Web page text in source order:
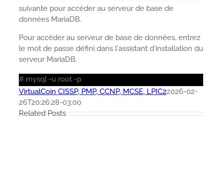
suivante pour accéder au serveur de base de
données MariaDB.
Pour accéder au serveur de base de données, entrez
le mot de passe défini dans l'assistant d'installation du
serveur MariaDB.
# mysql -u root -p
VirtualCoin CISSP, PMP, CCNP, MCSE, LPIC22026-02-
26T20:26:28-03:00
Related Posts